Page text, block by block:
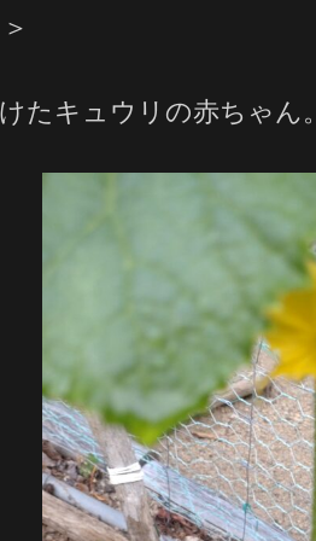
たキュウリの赤ちゃん